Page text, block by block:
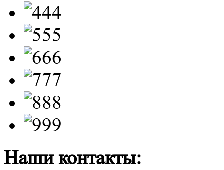
Наши контакты: